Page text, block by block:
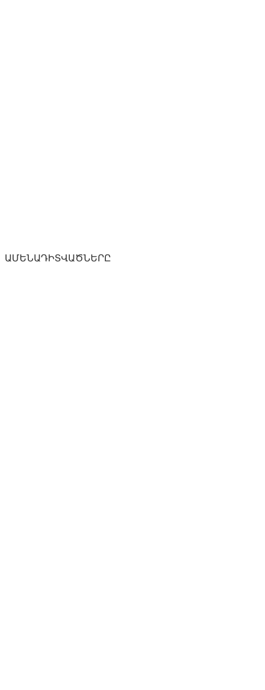
ԱՄԵՆԱԴԻՏՎԱԾՆԵՐԸ